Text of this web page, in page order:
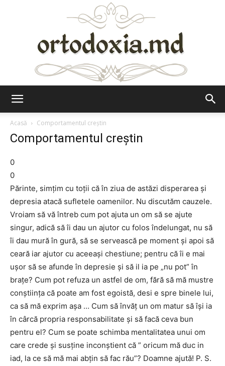
Acasă
Comportamentul creştin
Comportamentul creştin
0
0
Părinte, simţim cu toţii că în ziua de astăzi disperarea şi
depresia atacă sufletele oamenilor. Nu discutăm cauzele.
Vroiam să vă întreb cum pot ajuta un om să se ajute
singur, adică să îi dau un ajutor cu folos îndelungat, nu să
îi dau mură în gură, să se servească pe moment şi apoi să
ceară iar ajutor cu aceeaşi chestiune; pentru că îi e mai
uşor să se afunde în depresie şi să il ia pe „nu pot” în
braţe? Cum pot refuza un astfel de om, fără să mă mustre
conştiinţa că poate am fost egoistă, desi e spre binele lui,
ca să mă exprim aşa … Cum să învăţ un om matur să îşi ia
în cârcă propria responsabilitate şi să facă ceva bun
pentru el? Cum se poate schimba mentalitatea unui om
care crede şi susţine inconştient că ” oricum mă duc in
iad, la ce să mă mai abţin să fac rău”? Doamne ajută! P. S.